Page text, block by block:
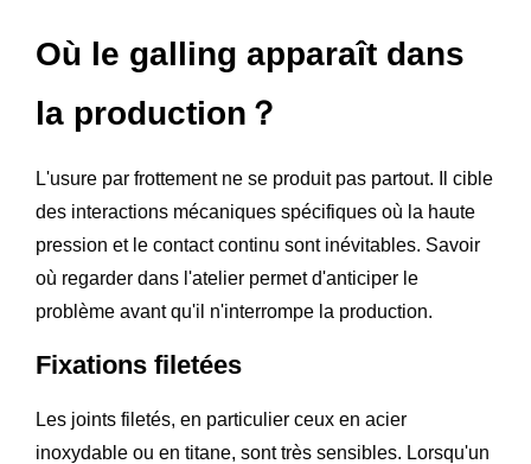
Où le galling apparaît dans
la production？
L'usure par frottement ne se produit pas partout. Il cible
des interactions mécaniques spécifiques où la haute
pression et le contact continu sont inévitables. Savoir
où regarder dans l'atelier permet d'anticiper le
problème avant qu'il n'interrompe la production.
Fixations filetées
Les joints filetés, en particulier ceux en acier
inoxydable ou en titane, sont très sensibles. Lorsqu'un